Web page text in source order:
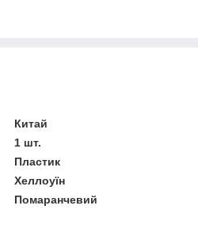
Китай
1 шт.
Пластик
Хеллоуїн
Помаранчевий